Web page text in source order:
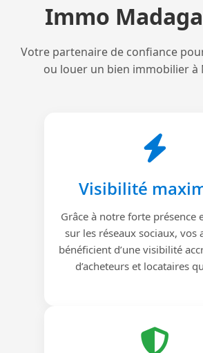
Immo
Votre partenaire de confiance
ou louer un bien immobilier à
Visibilité
Grâce à notre forte présence
sur les réseaux sociaux, vos
bénéficient d’une visibilité
d’acheteurs et locataires